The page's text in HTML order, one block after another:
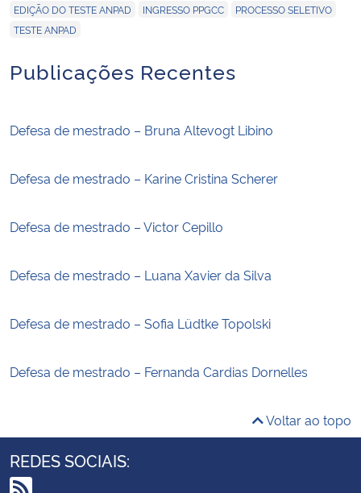
EDIÇÃO DO TESTE ANPAD INGRESSO PPGCC PROCESSO SELETIVO
TESTE ANPAD
Publicações Recentes
Defesa de mestrado – Bruna Altevogt Libino
Defesa de mestrado – Karine Cristina Scherer
Defesa de mestrado – Victor Cepillo
Defesa de mestrado – Luana Xavier da Silva
Defesa de mestrado – Sofia Lüdtke Topolski
Defesa de mestrado – Fernanda Cardias Dornelles
Voltar ao topo
REDES SOCIAIS: